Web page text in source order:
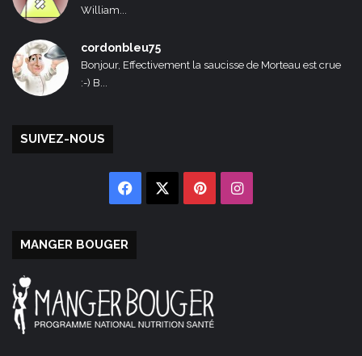
William...
cordonbleu75
Bonjour, Effectivement la saucisse de Morteau est crue
:-) B...
SUIVEZ-NOUS
Facebook PinterestInstagram
MANGER BOUGER